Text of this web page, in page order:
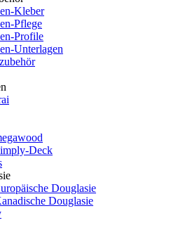
Kleber
Pflege
Profile
Unterlagen
Deck
Douglasie
Douglasie